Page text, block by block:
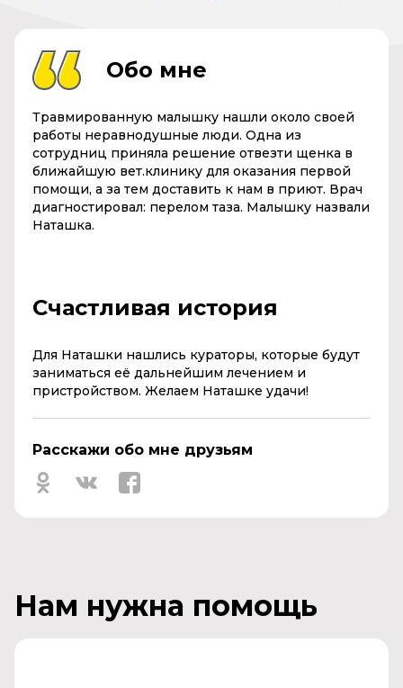
Обо мне
Травмированную малышку нашли около своей
работы неравнодушные люди. Одна из
сотрудниц приняла решение отвезти щенка в
ближайшую вет.клинику для оказания первой
помощи, а за тем доставить к нам в приют. Врач
диагностировал: перелом таза. Малышку назвали
Наташка.
Счастливая история
Для Наташки нашлись кураторы, которые будут
заниматься её дальнейшим лечением и
пристройством. Желаем Наташке удачи!
Расскажи обо мне друзьям
Нам нужна помощь